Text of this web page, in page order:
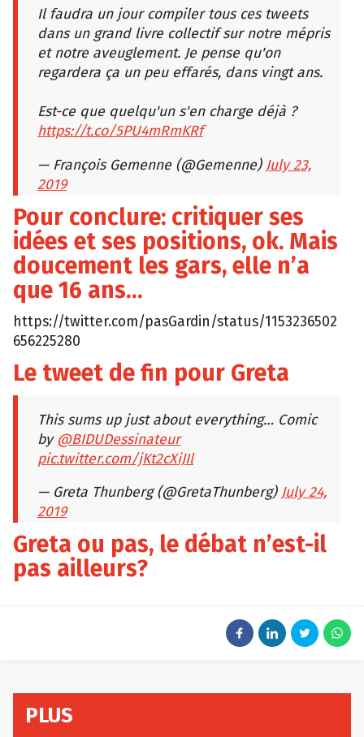
Il faudra un jour compiler tous ces tweets
dans un grand livre collectif sur notre mépris
et notre aveuglement. Je pense qu'on
regardera ça un peu effarés, dans vingt ans.
Est-ce que quelqu'un s'en charge déjà ?
https://t.co/5PU4mRmKRf
— François Gemenne (@Gemenne) July 23,
2019
Pour conclure: critiquer ses
idées et ses positions, ok. Mais
doucement les gars, elle n’a
que 16 ans…
https://twitter.com/pasGardin/status/1153236502
656225280
Le tweet de fin pour Greta
This sums up just about everything… Comic
by @BIDUDessinateur
pic.twitter.com/jKt2cXiJIl
— Greta Thunberg (@GretaThunberg) July 24,
2019
Greta ou pas, le débat n’est-il
pas ailleurs?
PLUS